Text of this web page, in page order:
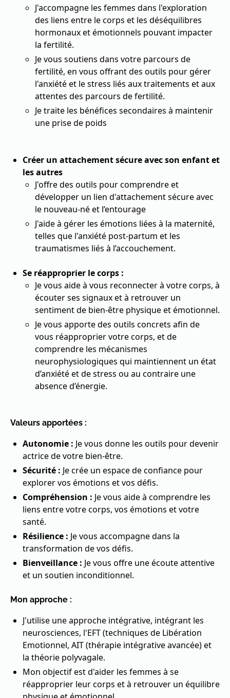
J'accompagne les femmes dans l'exploration
des liens entre le corps et les déséquilibres
hormonaux et émotionnels pouvant impacter
la fertilité.
Je vous soutiens dans votre parcours de
fertilité, en vous offrant des outils pour gérer
l'anxiété et le stress liés aux traitements et aux
attentes des parcours de fertilité.
Je traite les bénéfices secondaires à maintenir
une prise de poids
Créer un attachement sécure avec son enfant et
les autres
J'offre des outils pour comprendre et
développer un lien d'attachement sécure avec
le nouveau-né et l’entourage
J'aide à gérer les émotions liées à la maternité,
telles que l'anxiété post-partum et les
traumatismes liés à l’accouchement.
Se réapproprier le corps :
Je vous aide à vous reconnecter à votre corps, à
écouter ses signaux et à retrouver un
sentiment de bien-être physique et émotionnel.
Je vous apporte des outils concrets afin de
vous réapproprier votre corps, et de
comprendre les mécanismes
neurophysiologiques qui maintiennent un état
d’anxiété et de stress ou au contraire une
absence d’énergie.
Valeurs apportées :
Autonomie : Je vous donne les outils pour devenir
actrice de votre bien-être.
Sécurité : Je crée un espace de confiance pour
explorer vos émotions et vos défis.
Compréhension : Je vous aide à comprendre les
liens entre votre corps, vos émotions et votre
santé.
Résilience : Je vous accompagne dans la
transformation de vos défis.
Bienveillance : Je vous offre une écoute attentive
et un soutien inconditionnel.
Mon approche :
J'utilise une approche intégrative, intégrant les
neurosciences, l'EFT (techniques de Libération
Emotionnel, AIT (thérapie intégrative avancée) et
la théorie polyvagale.
Mon objectif est d'aider les femmes à se
réapproprier leur corps et à retrouver un équilibre